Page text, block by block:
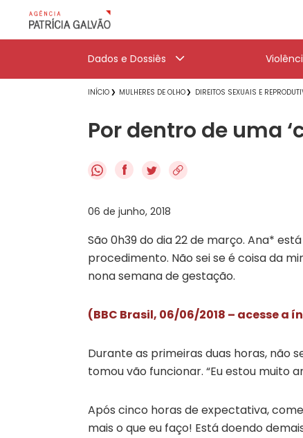
Dados e Dossiês
INÍCIO MULHERES DE OLHO DIREITOS SEXUAIS E
Por dentro de uma
f
06 de junho, 2018
São 0h39 do dia 22 de março. Ana*
procedimento. Não sei se é coisa da
nona semana de gestação.
(BBC Brasil, 06/06/2018 – acesse a
Durante as primeiras duas horas, não
tomou vão funcionar. “Eu estou muito
Após cinco horas de expectativa,
mais o que eu faço! Está doendo